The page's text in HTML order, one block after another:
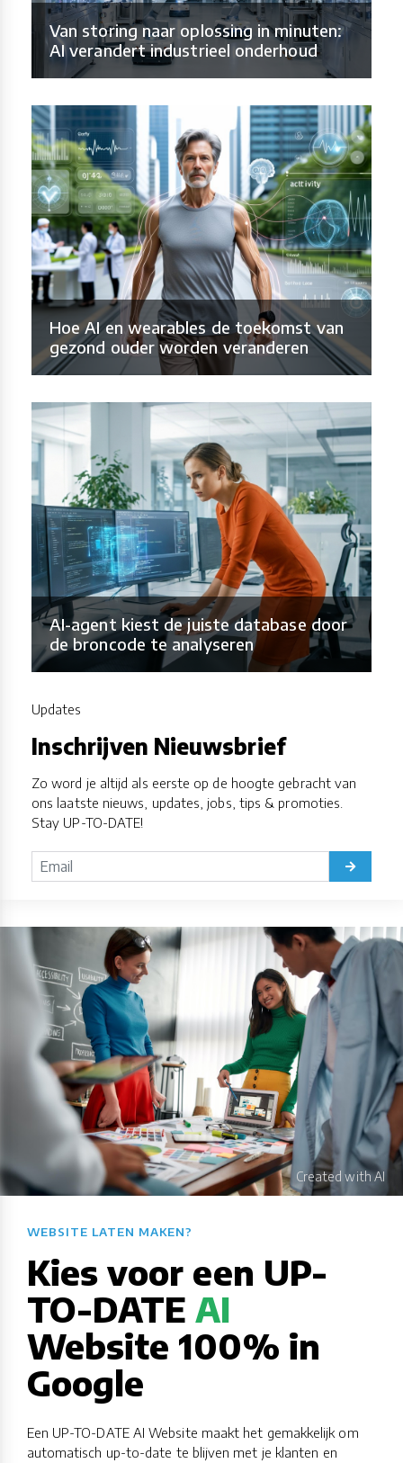
Van storing naar oplossing in minuten:
AI verandert industrieel onderhoud
Hoe AI en wearables de toekomst van
gezond ouder worden veranderen
AI-agent kiest de juiste database door
de broncode te analyseren
Updates
Inschrijven Nieuwsbrief
Zo word je altijd als eerste op de hoogte gebracht van
ons laatste nieuws, updates, jobs, tips & promoties.
Stay UP-TO-DATE!
WEBSITE LATEN MAKEN?​​​​​​​​​​​​​​
Kies voor een UP-
TO-DATEAI
Website 100% in
Google
Een UP-TO-DATE AI Website maakt het gemakkelijk om
automatisch up-to-date te blijven met je klanten en